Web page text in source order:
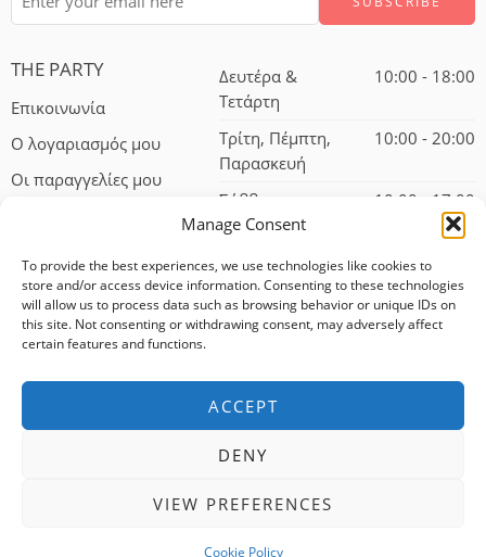
Manage Consent
To provide the best experiences, we use technologies like cookies to
store and/or access device information. Consenting to these technologies
will allow us to process data such as browsing behavior or unique IDs on
this site. Not consenting or withdrawing consent, may adversely affect
certain features and functions.
ACCEPT
DENY
VIEW PREFERENCES
Cookie Policy
THE PARTY
Επικοινωνία
Ο λογαριασμός μου
Οι παραγγελίες μου
Δευτέρα &
Τετάρτη
10:00 - 18:00
Τρίτη, Πέμπτη,
Παρασκευή
10:00 - 20:00
Σάββατο 10:00 - 17:00